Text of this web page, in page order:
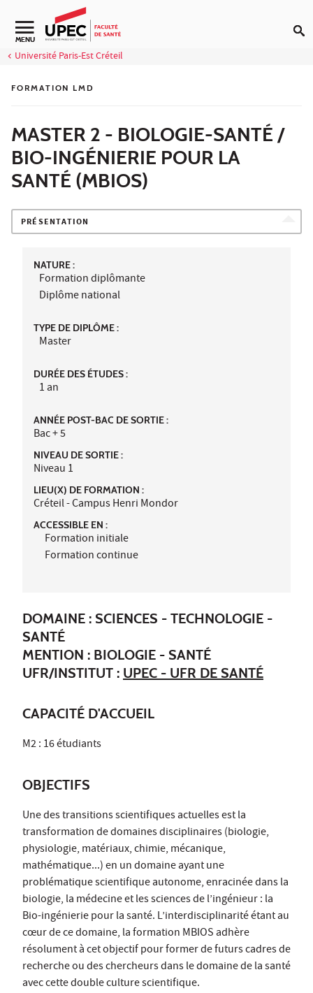
Aller au contenu
Navigation secondaire
MENU
Université Paris-Est Créteil
FORMATION LMD
MASTER 2 - BIOLOGIE-SANTÉ /
BIO-INGÉNIERIE POUR LA
SANTÉ (MBIOS)
PRÉSENTATION
NATURE :
Formation diplômante
Diplôme national
TYPE DE DIPLÔME :
Master
DURÉE DES ÉTUDES :
1 an
ANNÉE POST-BAC DE SORTIE :
Bac + 5
NIVEAU DE SORTIE :
Niveau 1
LIEU(X) DE FORMATION :
Créteil - Campus Henri Mondor
ACCESSIBLE EN :
Formation initiale
Formation continue
DOMAINE : SCIENCES - TECHNOLOGIE -
SANTÉ
MENTION : BIOLOGIE - SANTÉ
UFR/INSTITUT : UPEC - UFR DE SANTÉ
CAPACITÉ D'ACCUEIL
M2 : 16 étudiants
OBJECTIFS
Une des transitions scientifiques actuelles est la
transformation de domaines disciplinaires (biologie,
physiologie, matériaux, chimie, mécanique,
mathématique...) en un domaine ayant une
problématique scientifique autonome, enracinée dans la
biologie, la médecine et les sciences de l’ingénieur : la
Bio-ingénierie pour la santé. L’interdisciplinarité étant au
cœur de ce domaine, la formation MBIOS adhère
résolument à cet objectif pour former de futurs cadres de
recherche ou des chercheurs dans le domaine de la santé
avec cette double culture scientifique.